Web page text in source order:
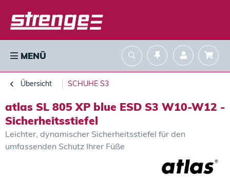
MENÜ
Übersicht SCHUHE S3
atlas SL 805 XP blue ESD S3 W10-W12 -
Sicherheitsstiefel
Leichter, dynamischer Sicherheitsstiefel für den
umfassenden Schutz Ihrer Füße